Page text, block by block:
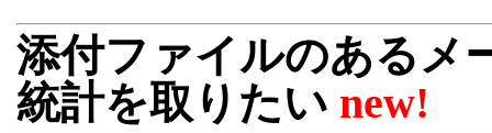
添付ファイルのあるメ
統計を取りたい new!